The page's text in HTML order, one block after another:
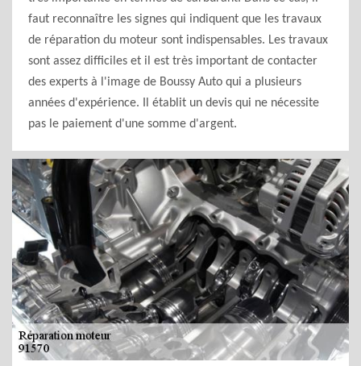
faut reconnaître les signes qui indiquent que les travaux
de réparation du moteur sont indispensables. Les travaux
sont assez difficiles et il est très important de contacter
des experts à l'image de Boussy Auto qui a plusieurs
années d'expérience. Il établit un devis qui ne nécessite
pas le paiement d'une somme d'argent.